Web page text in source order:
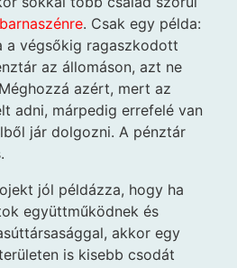
. Csak egy példa:
a végsőkig ragaszkodott
az állomáson, azt ne
azért, mert az
adni, márpedig errefelé van
jár dolgozni. A pénztár
jól példázza, hogy ha
együttműködnek és
akkor egy
is kisebb csodát